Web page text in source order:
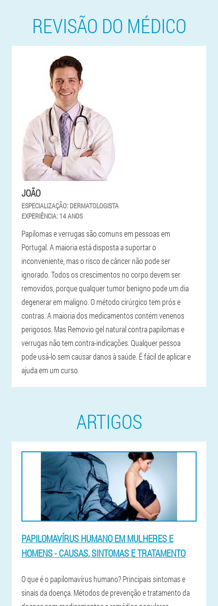
REVISÃO DO MÉDICO
JOÃO
ESPECIALIZAÇÃO: DERMATOLOGISTA
EXPERIÊNCIA: 14 ANOS
Papilomas e verrugas são comuns em pessoas em
Portugal. A maioria está disposta a suportar o
inconveniente, mas o risco de câncer não pode ser
ignorado. Todos os crescimentos no corpo devem ser
removidos, porque qualquer tumor benigno pode um dia
degenerar em maligno. O método cirúrgico tem prós e
contras. A maioria dos medicamentos contém venenos
perigosos. Mas Removio gel natural contra papilomas e
verrugas não tem contra-indicações. Qualquer pessoa
pode usá-lo sem causar danos à saúde. É fácil de aplicar e
ajuda em um curso.
ARTIGOS
PAPILOMAVÍRUS HUMANO EM MULHERES E
HOMENS - CAUSAS, SINTOMAS E TRATAMENTO
O que é o papilomavírus humano? Principais sintomas e
sinais da doença. Métodos de prevenção e tratamento da